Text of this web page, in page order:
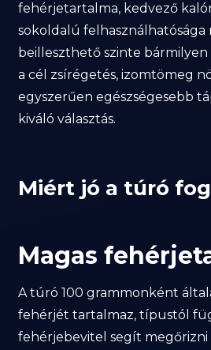
fehérjetartalma, kedvező
sokoldalú
beilleszthető szinte
a cél zsírégetés, izomtömeg
egyszerűen egészségesebb
kiváló választás.
Miért jó a túró
Magas
A túró 100 grammonként
fehérjét tartalmaz, típustól
fehérjebevitel segít